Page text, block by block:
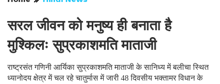
सरल जीवन को मनुष्य ही बनाता है
मुश्किलः सुप्रकाशमति माताजी
राष्ट्रसंत गणिनी आर्यिका सुप्रकाशमति माताजी के सानिध्य में बलीचा स्थित
ध्यानोदय क्षेत्र में चल रहे चातुर्मास में जारी 48 दिवसीय भक्तामर विधान के